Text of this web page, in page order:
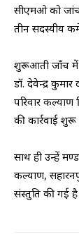
सीएमओ को जांच
तीन सदस्यीय
शुरूआती जाँच में
डॉ. देवेन्द्र
परिवार
की कार्रवाई
साथ ही उन्हें
कल्याण,
संस्तुति की गई